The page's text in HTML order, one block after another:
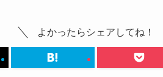
よかったらシェアしてね！